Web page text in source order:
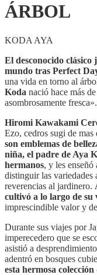
ÁRBOL
KODA AYA
El desconocido clásico
mundo tras Perfect
una vida en torno al
Koda nació hace más
asombrosamente fresca».
Hiromi Kawakami
Ezo, cedros sugi de
son emblemas de
niña, el padre de Aya
hermanos, y les enseñó
distinguir las variedades
reverencias al jardinero.
cultivó a lo largo de su
imprescindible valor y
Durante sus viajes por
imperecedero que se
asistió a
adentró en bosques
esta hermosa colección